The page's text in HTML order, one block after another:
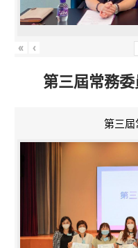
« ‹
第三屆常務
第三屆